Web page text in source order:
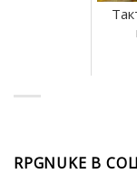
RPGNUKE В